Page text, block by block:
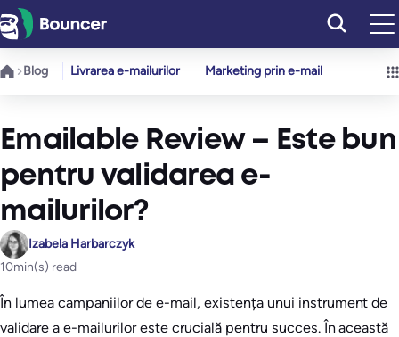
Sari
la
conținut
Blog Livrarea e-mailurilor Marketing prin e-mail
Emailable Review – Este bun
pentru validarea e-
mailurilor?
Izabela Harbarczyk
10min(s) read
În lumea campaniilor de e-mail, existența unui instrument de
validare a e-mailurilor este crucială pentru succes. În această